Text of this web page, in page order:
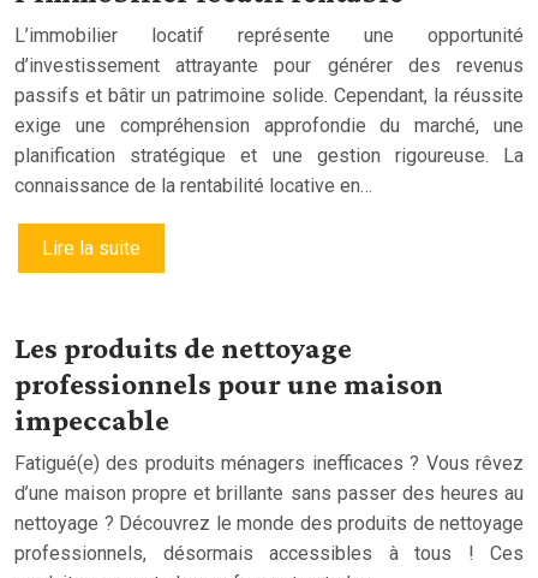
L’immobilier locatif représente une opportunité
d’investissement attrayante pour générer des revenus
passifs et bâtir un patrimoine solide. Cependant, la réussite
exige une compréhension approfondie du marché, une
planification stratégique et une gestion rigoureuse. La
connaissance de la rentabilité locative en…
Lire la suite
Les produits de nettoyage
professionnels pour une maison
impeccable
Fatigué(e) des produits ménagers inefficaces ? Vous rêvez
d’une maison propre et brillante sans passer des heures au
nettoyage ? Découvrez le monde des produits de nettoyage
professionnels, désormais accessibles à tous ! Ces